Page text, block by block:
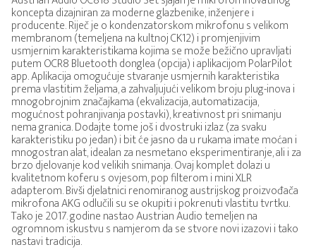
koncepta dizajniran za moderne glazbenike, inženjere i
producente. Riječ je o kondenzatorskom mikrofonu s velikom
membranom (temeljena na kultnoj CK12) i promjenjivim
usmjernim karakteristikama kojima se može bežično upravljati
putem OCR8 Bluetooth donglea (opcija) i aplikacijom PolarPilot
app. Aplikacija omogućuje stvaranje usmjernih karakteristika
prema vlastitim željama, a zahvaljujući velikom broju plug-inova i
mnogobrojnim značajkama (ekvalizacija, automatizacija,
mogućnost pohranjivanja postavki), kreativnost pri snimanju
nema granica. Dodajte tome još i dvostruki izlaz (za svaku
karakteristiku po jedan) i bit će jasno da u rukama imate moćan i
mnogostran alat, idealan za nesmetano eksperimentiranje, ali i za
brzo djelovanje kod velikih snimanja. Ovaj komplet dolazi u
kvalitetnom koferu s ovjesom, pop filterom i mini XLR
adapterom. Bivši djelatnici renomiranog austrijskog proizvođača
mikrofona AKG odlučili su se okupiti i pokrenuti vlastitu tvrtku.
Tako je 2017. godine nastao Austrian Audio temeljen na
ogromnom iskustvu s namjerom da se stvore novi izazovi i tako
nastavi tradicija.